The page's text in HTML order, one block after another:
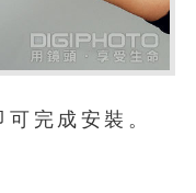
完成安裝。